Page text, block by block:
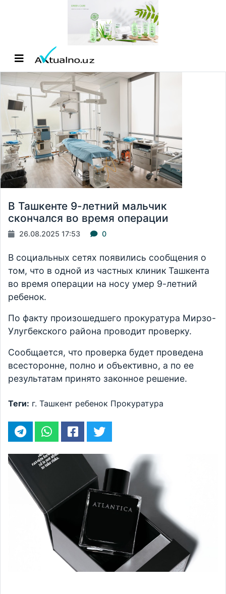
В Ташкенте 9-летний мальчик
скончался во время операции
26.08.2025 17:53 0
В социальных сетях появились сообщения о
том, что в одной из частных клиник Ташкента
во время операции на носу умер 9-летний
ребенок.
По факту произошедшего прокуратура Мирзо-
Улугбекского района проводит проверку.
Сообщается, что проверка будет проведена
всесторонне, полно и объективно, а по ее
результатам принято законное решение.
Теги: г. Ташкент ребенок Прокуратура